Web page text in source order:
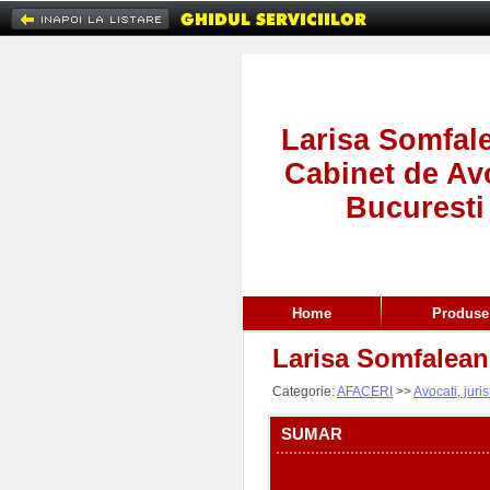
Larisa
Cabinet de
Bucuresti
Home
Larisa
Categorie:AFACERI >>Avocati,
SUMAR